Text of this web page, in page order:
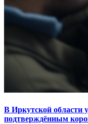
В Иркутской области
подтверждённым